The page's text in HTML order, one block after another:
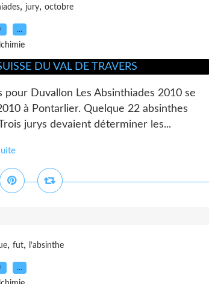
, jury, octobre
…
Duvallon Les Absinthiades 2010 se
à Pontarlier. Quelque 22 absinthes
jurys devaient déterminer les...
, fut, l’absinthe
…